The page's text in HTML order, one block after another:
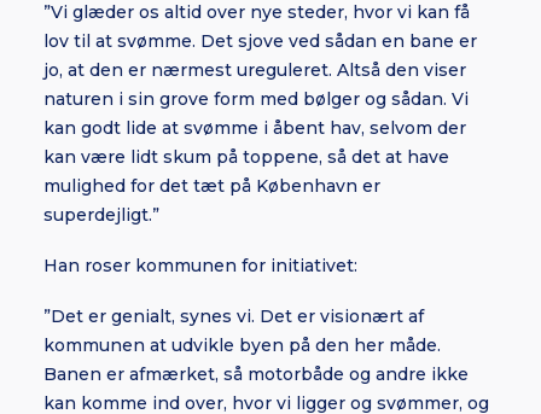
”Vi glæder os altid over nye steder, hvor vi kan få
lov til at svømme. Det sjove ved sådan en bane er
jo, at den er nærmest ureguleret. Altså den viser
naturen i sin grove form med bølger og sådan. Vi
kan godt lide at svømme i åbent hav, selvom der
kan være lidt skum på toppene, så det at have
mulighed for det tæt på København er
superdejligt.”
Han roser kommunen for initiativet:
”Det er genialt, synes vi. Det er visionært af
kommunen at udvikle byen på den her måde.
Banen er afmærket, så motorbåde og andre ikke
kan komme ind over, hvor vi ligger og svømmer, og